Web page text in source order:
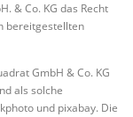
& Co. KG das Recht
bereitgestellten
GmbH & Co. KG
als solche
und pixabay. Die